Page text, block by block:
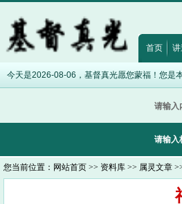
音8:12 诗篇32:5 ·希伯来书12:28 出埃及记
首页 讲
今天是2026-08-06，基督真光愿您蒙福！您是
请输入
请输入
您当前位置： 网站首页 >> 资料库 >> 属灵文章